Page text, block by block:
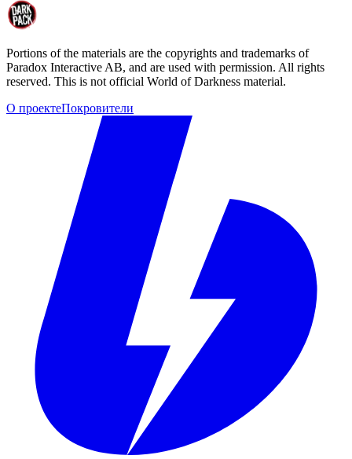
Portions of the materials are the copyrights and trademarks of
Paradox Interactive AB, and are used with permission. All rights
reserved. This is not official World of Darkness material.
О проектеПокровители